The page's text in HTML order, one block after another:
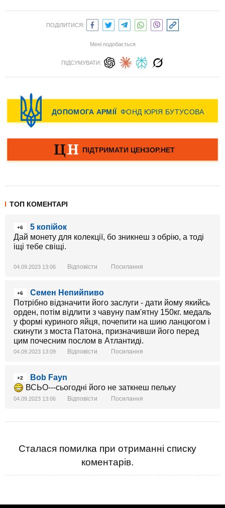
ПОДІЛИТИСЯ:
Мені подобається
ПІДСУМУВАТИ:
ТОП КОМЕНТАРІ
+6
5 копійок
Дай монету для колекції, бо зникнеш з обрію, а тоді
іщі тебе свіщі.
04.09.2023 13:06 Відповісти Посилання
+6
Семен Непийпиво
Потрібно відзначити його заслуги - дати йому якийсь
орден, потім відлити з чавуну пам'ятну 150кг. медаль
у формі куриного яйця, почепити на шию ланцюгом і
скинути з моста Патона, призначивши його перед
цим почесним послом в Атлантиді.
04.09.2023 13:09 Відповісти Посилання
+2
Bob Fayn
ВСЬО---сьогодні його не заткнеш пельку
04.09.2023 13:06 Відповісти Посилання
Сталася помилка при отриманні списку
коментарів.